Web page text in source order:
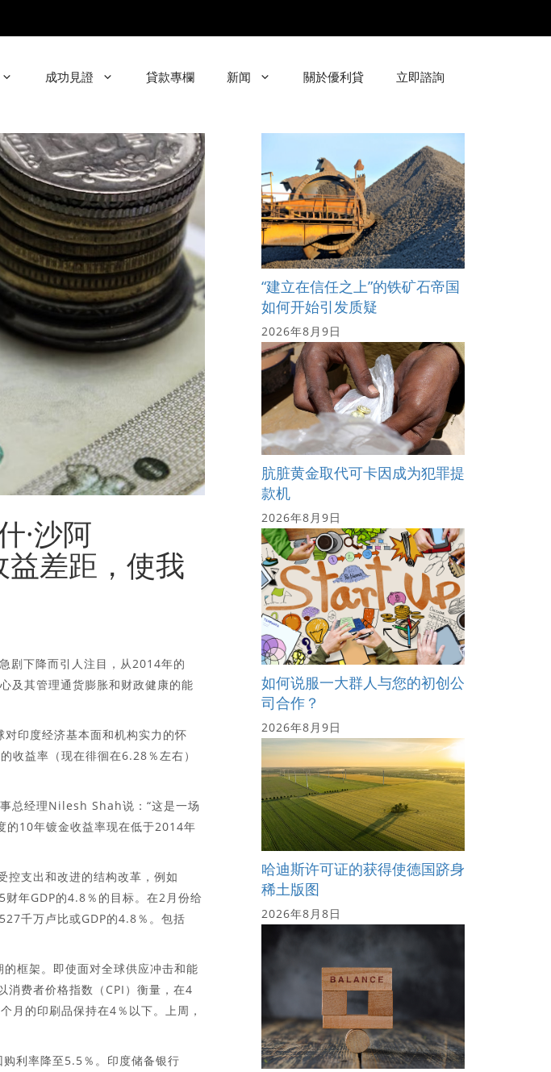
成功見證 貸款專欄 新闻 關於優利貸 立即諮詢
·沙阿
益差距，使我
剧下降而引人注目，从2014年的
及其管理通货膨胀和财政健康的能
印度经济基本面和机构实力的怀
收益率（现在徘徊在6.28％左右）
经理Nilesh Shah说：“这是一场
10年镀金收益率现在低于2014年
控支出和改进的结构改革，例如
年GDP的4.8％的目标。在2月份给
千万卢比或GDP的4.8％。包括
框架。即使面对全球供应冲击和能
消费者价格指数（CPI）衡量，在4
月的印刷品保持在4％以下。上周，
利率降至5.5％。印度储备银行
“建立在信任之上”的铁矿石帝国
如何开始引发质疑
2026年8月9日
肮脏黄金取代可卡因成为犯罪提
款机
2026年8月9日
如何说服一大群人与您的初创公
司合作？
2026年8月9日
哈迪斯许可证的获得使德国跻身
稀土版图
2026年8月8日